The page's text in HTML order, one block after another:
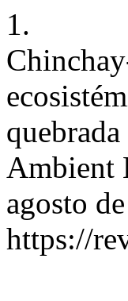
1.
Ambient
agosto
https://